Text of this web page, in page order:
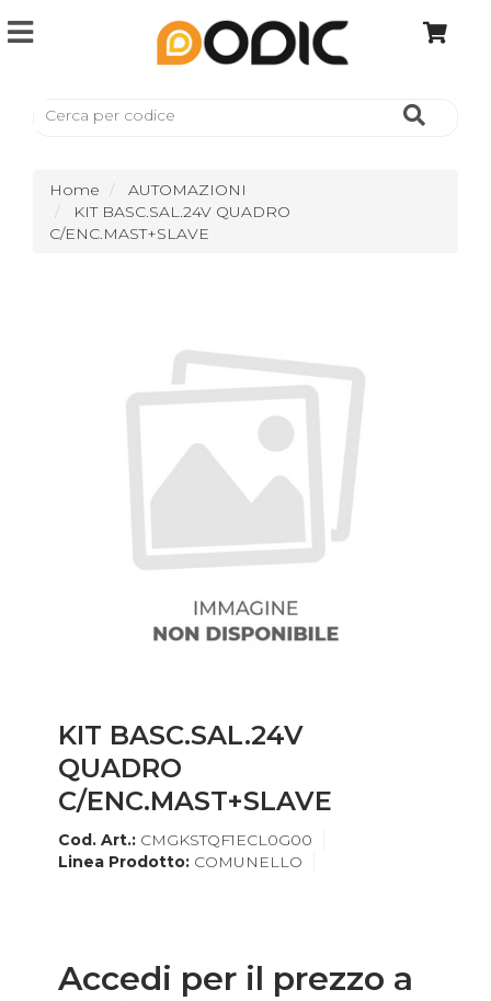
Home
AUTOMAZIONI
KIT BASC.SAL.24V QUADRO
C/ENC.MAST+SLAVE
KIT BASC.SAL.24V
QUADRO
C/ENC.MAST+SLAVE
Cod. Art.: CMGKSTQF1ECL0G00
Linea Prodotto: COMUNELLO
Accedi per il prezzo a